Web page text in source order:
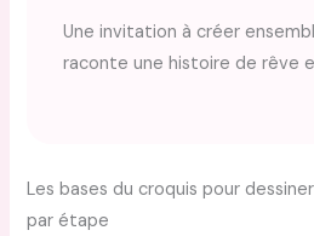
Une invitation à créer
raconte une histoire de rêve
Les bases du croquis pour
par étape